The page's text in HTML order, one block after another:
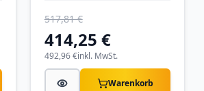
414,25 €
517,81 €
inkl. MwSt.
492,96 €
Warenkorb